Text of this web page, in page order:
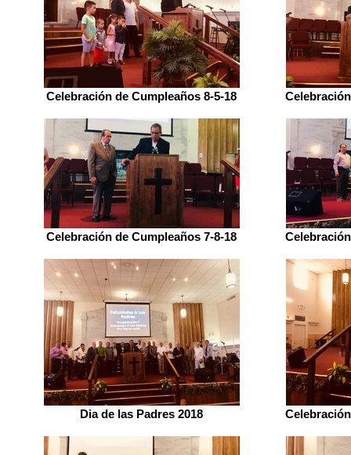
Celebración de Cumpleaños 8-5-18
Celebración de Cumpleaños 7-8-18
Dia de las Padres 2018